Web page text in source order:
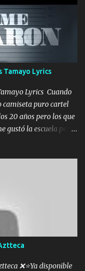
ya van sonando
y la mente y
es como empezamos
alta y bajas La carreta
pasado cosas Y
corta Hay que
nada es...
Tamayo Lyrics
Lyrics Cuando
camiseta puro cartel
20 años pero los que
gustó la escuela pero
que nunca me ha
abrazo también al
antros me verán
siempre
conocen ya saben de
❌⭐Ya disponible